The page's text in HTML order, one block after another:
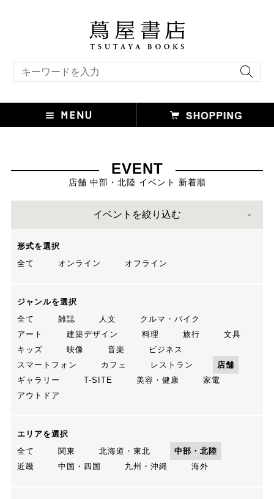
EVENT
店舗 中部・北陸 イベント 新着順
イベントを絞り込む
形式を選択
全て
オンライン オフライン
ジャンルを選択
全て
雑誌 人文
クルマ・バイク
アート
建築デザイン 料理 旅行
文具
キッズ
映像 音楽
ビジネス
スマートフォン
カフェ レストラン
店舗
ギャラリー
T-SITE 美容・健康
家電
アウトドア
エリアを選択
全て
関東 北海道・東北
中部・北陸
近畿
中国・四国 九州・沖縄 海外